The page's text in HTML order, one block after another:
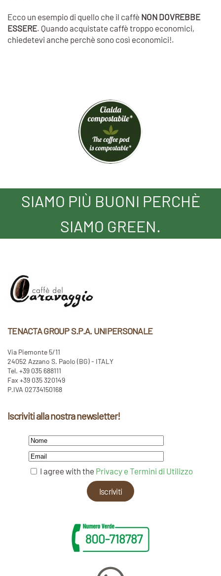
Ecco un esempio di quello che il caffè NON DOVREBBE
ESSERE. Quando acquistate caffè troppo economici,
chiedetevi anche perchè sono così economici!.
SIAMO PIÙ BUONI PERCHÈ
SIAMO GREEN.
TENACTA GROUP S.P.A. UNIPERSONALE
Via Piemonte 5/11
24052 Azzano S. Paolo (BG) - ITALY
Tel. +39 035 688111
Fax +39 035 320149
P.IVA 02734150168
Iscriviti alla nostra newsletter!
I agree with the Privacy e Termini di Utilizzo